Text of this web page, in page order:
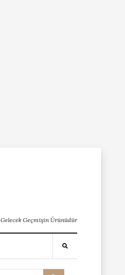
Gelecek Geçmişin Ürünüdür